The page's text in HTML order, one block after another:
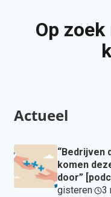
Op
Actueel
“Bedrijven
komen
door”
gisteren· 3